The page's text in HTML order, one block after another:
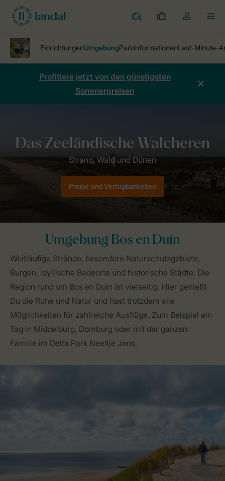
Ferienparks
Meine
Dropdown-
öffnen
Profitiere jetzt von den günstigsten
Sommerpreisen
Preise und Verfügbarkeiten
Umgebung Bos en Duin
Weitläufige Strände, besondere Naturschutzgebiete,
Burgen, idyllische Badeorte und historische Städte: Die
Region rund um Bos en Duin ist vielseitig. Hier genießt
Du die Ruhe und Natur und hast trotzdem alle
Möglichkeiten für zahlreiche Ausflüge. Zum Beispiel ein
Tag in Middelburg, Domburg oder mit der ganzen
Familie im Delta Park Neeltje Jans.